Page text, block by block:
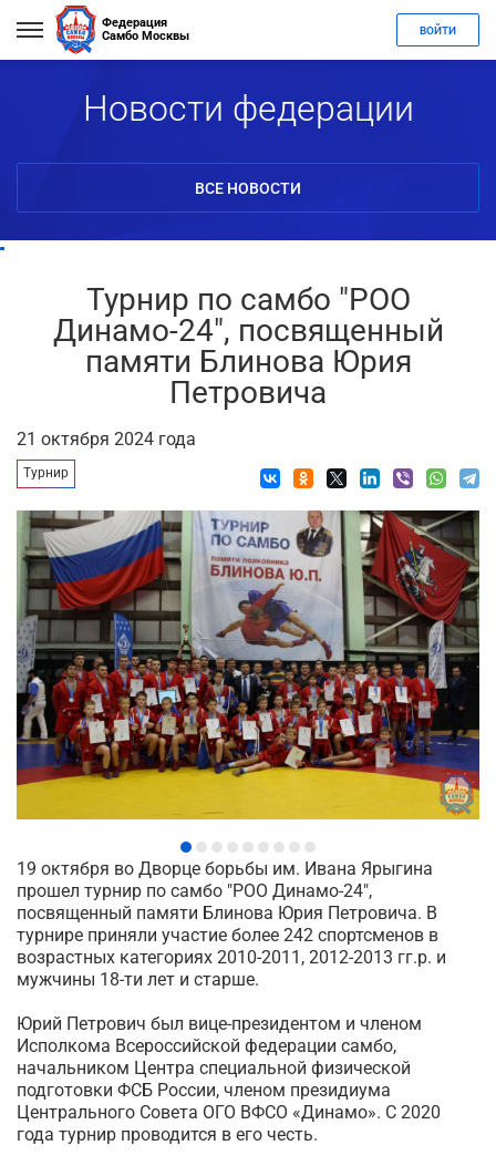
Федерация
Самбо Москвы
ВОЙТИ
Новости федерации
ВСЕ НОВОСТИ
Турнир по самбо "РОО
Динамо-24", посвященный
памяти Блинова Юрия
Петровича
21 октября 2024 года
Турнир
19 октября во Дворце борьбы им. Ивана Ярыгина
прошел турнир по самбо "РОО Динамо-24",
посвященный памяти Блинова Юрия Петровича. В
турнире приняли участие более 242 спортсменов в
возрастных категориях 2010-2011, 2012-2013 гг.р. и
мужчины 18-ти лет и старше.
Юрий Петрович был вице-президентом и членом
Исполкома Всероссийской федерации самбо,
начальником Центра специальной физической
подготовки ФСБ России, членом президиума
Центрального Совета ОГО ВФСО «Динамо». С 2020
года турнир проводится в его честь.